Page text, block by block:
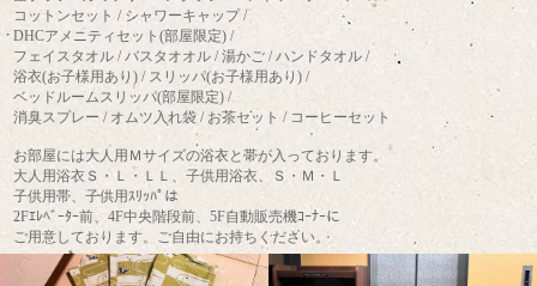
コットンセット / シャワーキャップ /
DHCアメニティセット(部屋限定) /
フェイスタオル / バスタオオル / 湯かご / ハンドタオル /
浴衣(お子様用あり) / スリッパ(お子様用あり) /
ベッドルームスリッパ(部屋限定) /
消臭スプレー / オムツ入れ袋 / お茶セット / コーヒーセット
お部屋には大人用Ｍサイズの浴衣と帯が入っております。
大人用浴衣Ｓ・Ｌ・ＬＬ、子供用浴衣、Ｓ・Ｍ・Ｌ
子供用帯、子供用ｽﾘｯﾊﾟは
2Fｴﾚﾍﾞｰﾀｰ前、4F中央階段前、5F自動販売機ｺｰﾅｰに
ご用意しております。ご自由にお持ちください。